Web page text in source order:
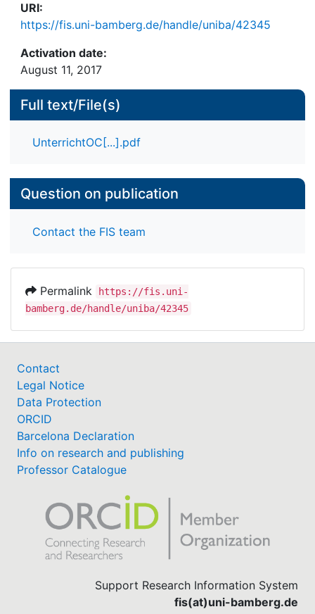
URI:
https://fis.uni-bamberg.de/handle/uniba/42345
Activation date:
August 11, 2017
Full text/File(s)
UnterrichtOC[...].pdf
Question on publication
Contact the FIS team
Permalink
https://fis.uni-
bamberg.de/handle/uniba/42345
Contact
Legal Notice
Data Protection
ORCID
Barcelona Declaration
Info on research and publishing
Professor Catalogue
Support Research Information System
fis(at)uni-bamberg.de